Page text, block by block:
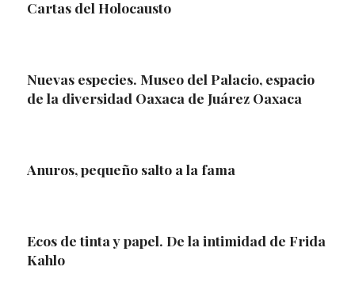
Cartas del Holocausto
Nuevas especies. Museo del Palacio, espacio
de la diversidad Oaxaca de Juárez Oaxaca
Anuros, pequeño salto a la fama
Ecos de tinta y papel. De la intimidad de Frida
Kahlo